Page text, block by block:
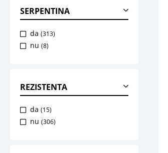
SERPENTINA
da (313)
nu (8)
REZISTENTA
da (15)
nu (306)